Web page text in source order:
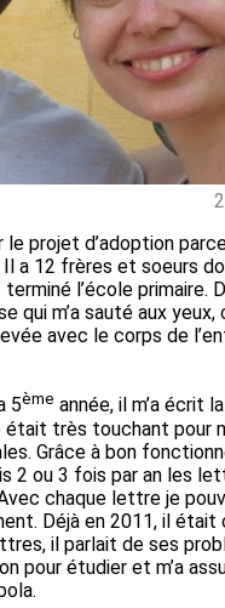
le projet d’adoption
a 12 frères et soeurs
l’école primaire.
qui m’a sauté aux yeux,
avec le corps de
5ème année, il m’a écrit
très touchant pour
Grâce à bon
2 ou 3 fois par an les
chaque lettre je
Déjà en 2011, il était
il parlait de ses
pour étudier et m’a